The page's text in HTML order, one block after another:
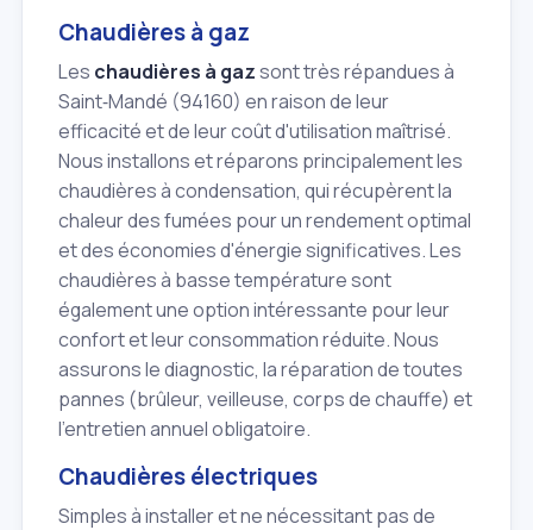
Chaudières à gaz
Les chaudières à gazsont très répandues à
Saint‑Mandé (94160) en raison de leur
efficacité et de leur coût d'utilisation maîtrisé.
Nous installons et réparons principalement les
chaudières à condensation, qui récupèrent la
chaleur des fumées pour un rendement optimal
et des économies d'énergie significatives. Les
chaudières à basse température sont
également une option intéressante pour leur
confort et leur consommation réduite. Nous
assurons le diagnostic, la réparation de toutes
pannes (brûleur, veilleuse, corps de chauffe) et
l'entretien annuel obligatoire.
Chaudières électriques
Simples à installer et ne nécessitant pas de